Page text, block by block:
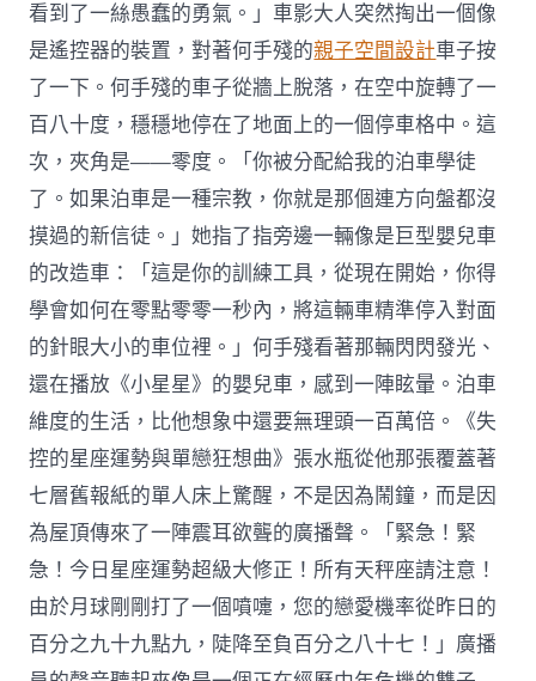
看到了一絲愚蠢的勇氣。」車影大人突然掏出一個像
是遙控器的裝置，對著何手殘的親子空間設計車子按
了一下。何手殘的車子從牆上脫落，在空中旋轉了一
百八十度，穩穩地停在了地面上的一個停車格中。這
次，夾角是——零度。「你被分配給我的泊車學徒
了。如果泊車是一種宗教，你就是那個連方向盤都沒
摸過的新信徒。」她指了指旁邊一輛像是巨型嬰兒車
的改造車：「這是你的訓練工具，從現在開始，你得
學會如何在零點零零一秒內，將這輛車精準停入對面
的針眼大小的車位裡。」何手殘看著那輛閃閃發光、
還在播放《小星星》的嬰兒車，感到一陣眩暈。泊車
維度的生活，比他想象中還要無理頭一百萬倍。《失
控的星座運勢與單戀狂想曲》張水瓶從他那張覆蓋著
七層舊報紙的單人床上驚醒，不是因為鬧鐘，而是因
為屋頂傳來了一陣震耳欲聾的廣播聲。「緊急！緊
急！今日星座運勢超級大修正！所有天秤座請注意！
由於月球剛剛打了一個噴嚏，您的戀愛機率從昨日的
百分之九十九點九，陡降至負百分之八十七！」廣播